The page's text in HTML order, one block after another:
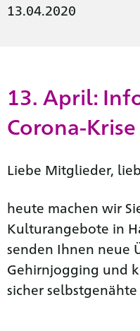
13.04.2020
13. April:
Corona-Krise
Liebe Mitglieder,
heute machen wir
Kulturangebote in
senden Ihnen neue
Gehirnjogging und
sicher